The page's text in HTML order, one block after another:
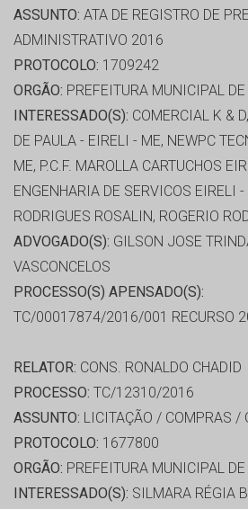
ASSUNTO: ATA DE REGISTRO DE
ADMINISTRATIVO 2016
PROTOCOLO: 1709242
ORGÃO: PREFEITURA MUNICIPAL
INTERESSADO(S): COMERCIAL K &
DE PAULA - EIRELI - ME, NEWPC
ME, P.C.F. MAROLLA CARTUCHOS
ENGENHARIA DE SERVICOS EIRELI -
RODRIGUES ROSALIN, ROGERIO
ADVOGADO(S): GILSON JOSE
VASCONCELOS
PROCESSO(S) APENSADO(S):
TC/00017874/2016/001 RECURSO
RELATOR: CONS. RONALDO CHADID
PROCESSO: TC/12310/2016
ASSUNTO: LICITAÇÃO / COMPRAS /
PROTOCOLO: 1677800
ORGÃO: PREFEITURA MUNICIPAL
INTERESSADO(S): SILMARA RÉGIA